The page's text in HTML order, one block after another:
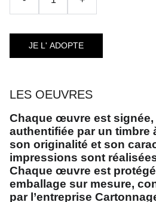
JE L' ADOPTE
LES OEUVRES
Chaque œuvre est signée,
authentifiée par un timbre
son originalité et son
impressions sont
Chaque œuvre est
emballage sur mesure,
par l’entreprise